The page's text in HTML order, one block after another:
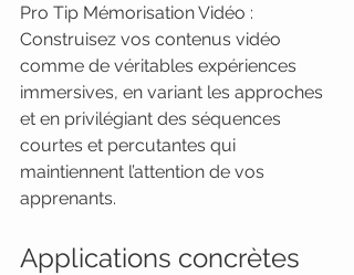
Pro Tip Mémorisation Vidéo :
Construisez vos contenus vidéo
comme de véritables expériences
immersives, en variant les approches
et en privilégiant des séquences
courtes et percutantes qui
maintiennent l’attention de vos
apprenants.
Applications concrètes